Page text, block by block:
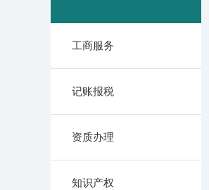
工商服务
记账报税
资质办理
知识产权